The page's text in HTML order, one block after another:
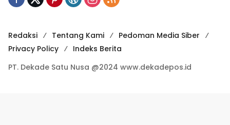
Redaksi Tentang Kami
Pedoman Media Siber
Privacy Policy
Indeks Berita
PT. Dekade Satu Nusa @2024 www.dekadepos.id